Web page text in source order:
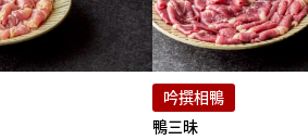
吟撰相鴨
鴨三昧